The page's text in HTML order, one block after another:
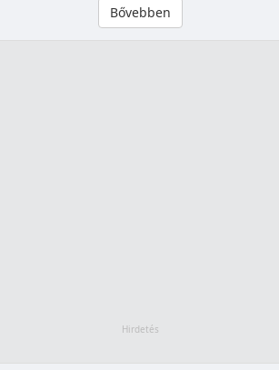
Bővebben